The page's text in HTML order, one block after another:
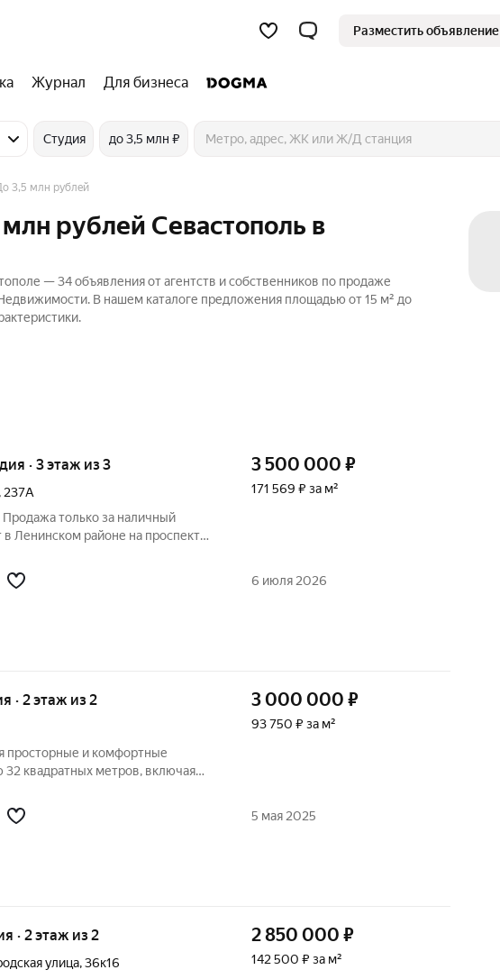
Разместить объявление
Журнал Для бизнеса
Студия до 3,5 млн ₽
3,5 млн рублей
рублей Севастополь в
— 34 объявления от агентств и собственников по продаже
В нашем каталоге предложения площадью от 15 м² до
· 3 этаж из 3
, 237А
только за наличный
в Ленинском районе на проспекте
в помещении отдельный
3 500 000 ₽
171 569 ₽ за м²
6 июля 2026
· 2 этаж из 2
просторные и комфортные
квадратных метров, включая
строения,
3 000 000 ₽
93 750 ₽ за м²
5 мая 2025
· 2 этаж из 2
улица,36к16
2 850 000 ₽
142 500 ₽ за м²